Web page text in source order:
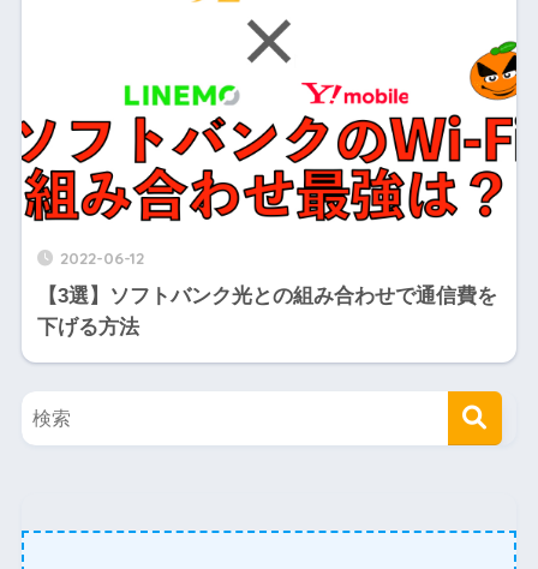
2022-06-12
【3選】ソフトバンク光との組み合わせで通信費を
下げる方法